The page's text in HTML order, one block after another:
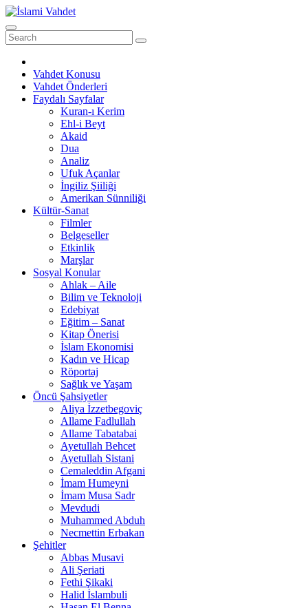
Skip
to
content
Vahdet Konusu
Vahdet Önderleri
Faydalı Sayfalar
Kuran-ı Kerim
Ehl-i Beyt
Akaid
Dua
Analiz
Ufuk Açanlar
İngiliz Şiiliği
Amerikan Sünniliği
Kültür-Sanat
Filmler
Belgeseller
Etkinlik
Marşlar
Sosyal Konular
Ahlak – Aile
Bilim ve Teknoloji
Edebiyat
Eğitim – Sanat
Kitap Önerisi
İslam Ekonomisi
Kadın ve Hicap
Röportaj
Sağlık ve Yaşam
Öncü Şahsiyetler
Aliya İzzetbegoviç
Allame Fadlullah
Allame Tabatabai
Ayetullah Behcet
Ayetullah Sistani
Cemaleddin Afgani
İmam Humeyni
İmam Musa Sadr
Mevdudi
Muhammed Abduh
Necmettin Erbakan
Şehitler
Abbas Musavi
Ali Şeriati
Fethi Şikaki
Halid İslambuli